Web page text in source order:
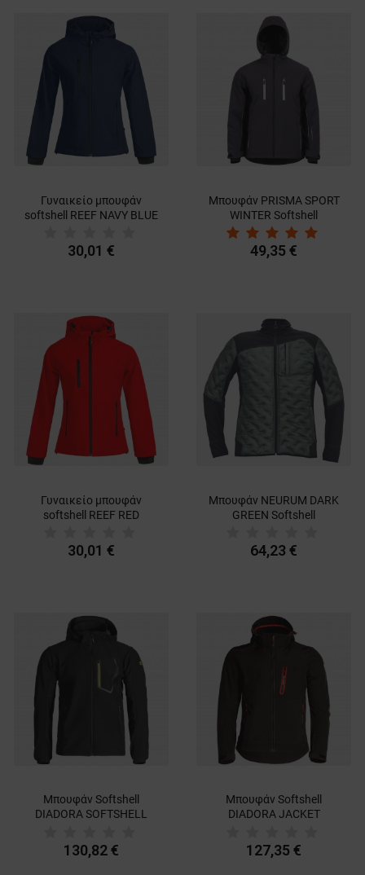
Γυναικείο μπουφάν
softshell REEF NAVY BLUE
30,01 €
Μπουφάν PRISMA SPORT
WINTER Softshell
49,35 €
Γυναικείο μπουφάν
softshell REEF RED
30,01 €
Μπουφάν NEURUM DARK
GREEN Softshell
64,23 €
Μπουφάν Softshell
DIADORA SOFTSHELL
130,82 €
Μπουφάν Softshell
DIADORA JACKET
127,35 €